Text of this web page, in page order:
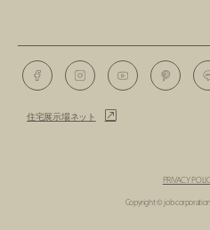
Copyright © job
住宅展示場ネット
PRIVACY